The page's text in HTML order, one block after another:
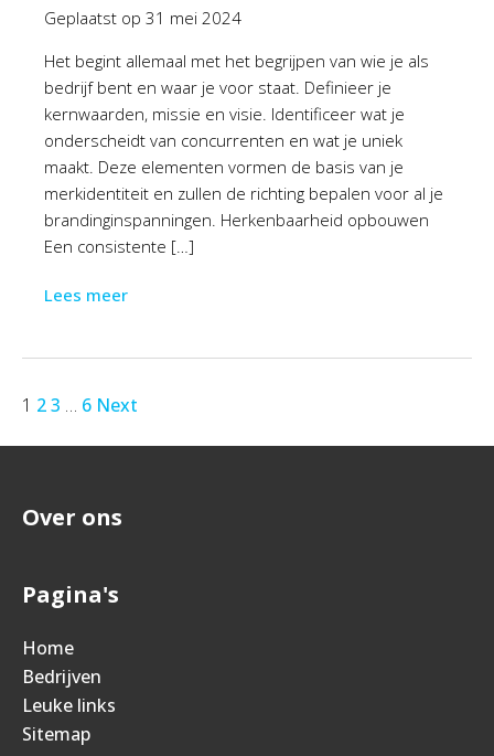
Geplaatst op 31 mei 2024
Het begint allemaal met het begrijpen van wie je als
bedrijf bent en waar je voor staat. Definieer je
kernwaarden, missie en visie. Identificeer wat je
onderscheidt van concurrenten en wat je uniek
maakt. Deze elementen vormen de basis van je
merkidentiteit en zullen de richting bepalen voor al je
brandinginspanningen. Herkenbaarheid opbouwen
Een consistente […]
Lees meer
1 23 … 6 Next
Over ons
Pagina's
Home
Bedrijven
Leuke links
Sitemap